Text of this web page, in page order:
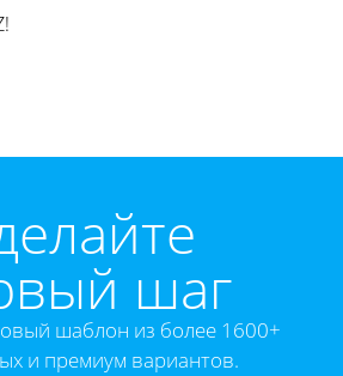
шаг
шаблон из более 1600+
и премиум вариантов.